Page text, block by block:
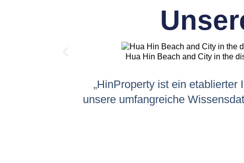
Hua Hin Beach and City in the
„HinProperty ist ein
unsere umfangreiche